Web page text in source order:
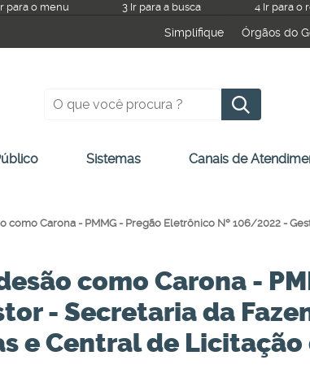
para o menu 3 Ir para a busca 4 Ir para o
Simplifique Órgãos do
Sistemas Canais de
como Carona - PMMG - Pregão Eletrônico Nº 106/2022 -
como Carona -
- Secretaria da
e Central de Licitação